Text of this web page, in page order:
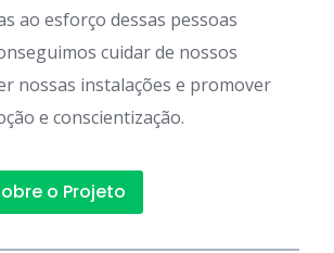
ao esforço dessas pessoas
cuidar de nossos
nossas instalações e promover
e conscientização.
o Projeto